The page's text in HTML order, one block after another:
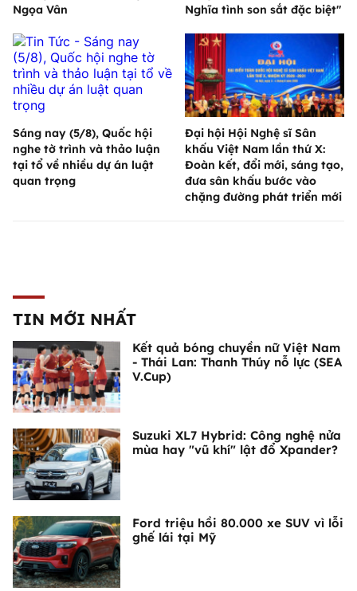
Ngọa Vân
Nghĩa tình son sắt đặc biệt"
Sáng nay (5/8), Quốc hội
nghe tờ trình và thảo luận
tại tổ về nhiều dự án luật
quan trọng
Đại hội Hội Nghệ sĩ Sân
khấu Việt Nam lần thứ X:
Đoàn kết, đổi mới, sáng tạo,
đưa sân khấu bước vào
chặng đường phát triển mới
TIN MỚI NHẤT
Kết quả bóng chuyền nữ Việt Nam
- Thái Lan: Thanh Thúy nỗ lực (SEA
V.Cup)
Suzuki XL7 Hybrid: Công nghệ nửa
mùa hay "vũ khí" lật đổ Xpander?
Ford triệu hồi 80.000 xe SUV vì lỗi
ghế lái tại Mỹ